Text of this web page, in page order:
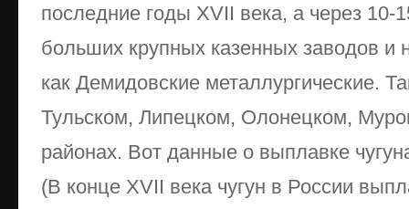
последние годы XVII века, а через 10-
больших крупных казенных заводов и
как Демидовские металлургические.
Тульском, Липецком, Олонецком,
районах. Вот данные о выплавке
(В конце XVII века чугун в России